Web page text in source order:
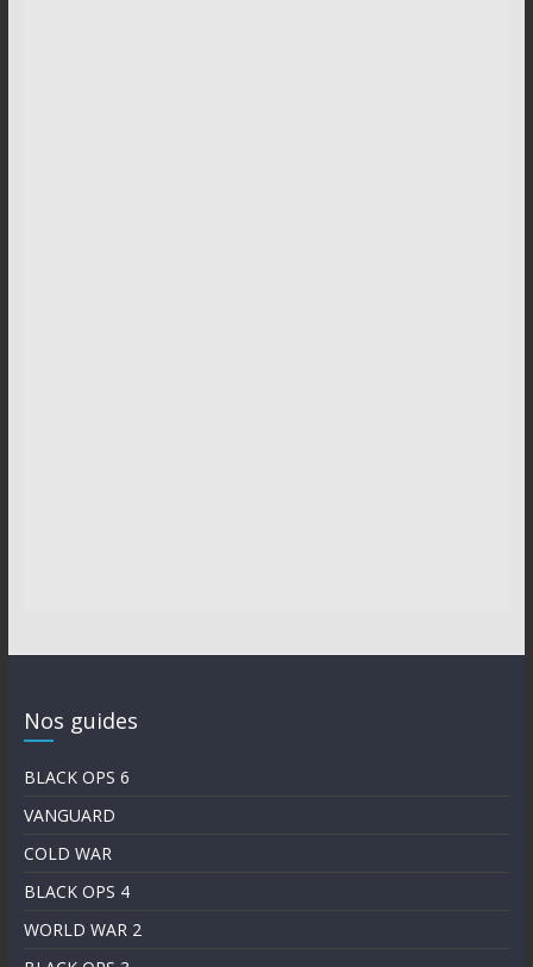
Nos guides
BLACK OPS 6
VANGUARD
COLD WAR
BLACK OPS 4
WORLD WAR 2